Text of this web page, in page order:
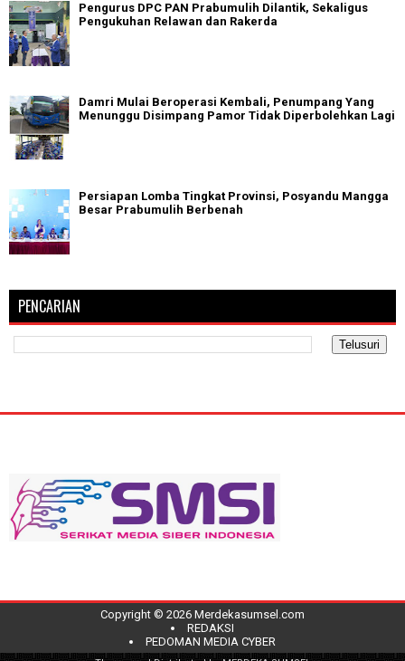
Pengurus DPC PAN Prabumulih Dilantik, Sekaligus
Pengukuhan Relawan dan Rakerda
Damri Mulai Beroperasi Kembali, Penumpang Yang
Menunggu Disimpang Pamor Tidak Diperbolehkan Lagi
Persiapan Lomba Tingkat Provinsi, Posyandu Mangga
Besar Prabumulih Berbenah
PENCARIAN
Copyright © 2026 Merdekasumsel.com
REDAKSI
PEDOMAN MEDIA CYBER